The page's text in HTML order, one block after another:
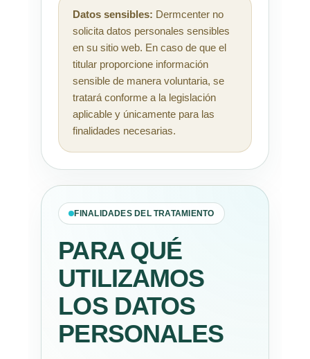
Datos sensibles: Dermcenter no
solicita datos personales sensibles
en su sitio web. En caso de que el
titular proporcione información
sensible de manera voluntaria, se
tratará conforme a la legislación
aplicable y únicamente para las
finalidades necesarias.
FINALIDADES DEL TRATAMIENTO
PARA QUÉ
UTILIZAMOS
LOS DATOS
PERSONALES